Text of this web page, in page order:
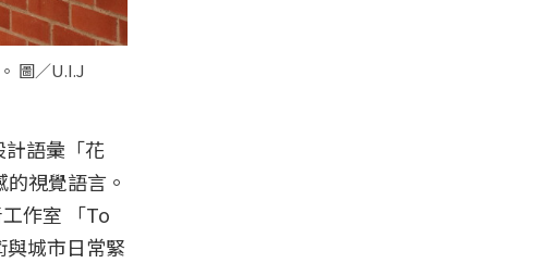
圖／U.I.J
語彙「花
視覺語言。
作室 「To
城市日常緊